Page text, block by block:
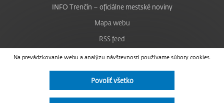
Na prevádzkovanie webu a analýzu návštevnosti používame súbory cookies.
Povoliť všetko
INFO Trenčín – oficiálne mestské noviny
Mapa webu
RSS feed
Nastavenie cookies
Facebook